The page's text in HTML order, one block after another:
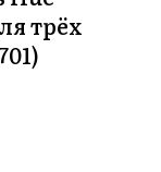
трёх